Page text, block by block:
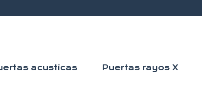
acusticas Puertas rayos X